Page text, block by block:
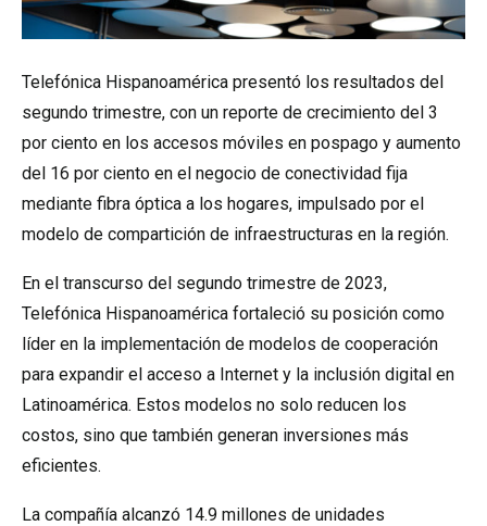
Telefónica Hispanoamérica presentó los resultados del
segundo trimestre, con un reporte de crecimiento del 3
por ciento en los accesos móviles en pospago y aumento
del 16 por ciento en el negocio de conectividad fija
mediante fibra óptica a los hogares, impulsado por el
modelo de compartición de infraestructuras en la región.
En el transcurso del segundo trimestre de 2023,
Telefónica Hispanoamérica fortaleció su posición como
líder en la implementación de modelos de cooperación
para expandir el acceso a Internet y la inclusión digital en
Latinoamérica. Estos modelos no solo reducen los
costos, sino que también generan inversiones más
eficientes.
La compañía alcanzó 14.9 millones de unidades